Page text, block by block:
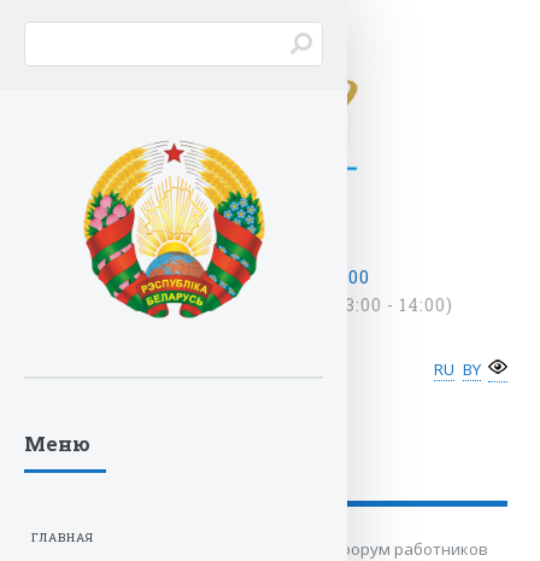
ПН - ПТ С 9:00 - 18:00
(ОБЕДЕННЫЙ ПЕРЕРЫВ: 13:00 - 14:00)
RU BY
Патриотический форум работников
Меню
ГЛАВНАЯ